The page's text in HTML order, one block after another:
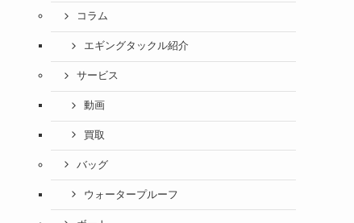
コラム
エギングタックル紹介
サービス
動画
買取
バッグ
ウォータープルーフ